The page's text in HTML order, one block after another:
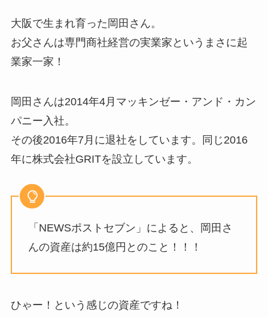
大阪で生まれ育った岡田さん。
お父さんは専門商社経営の実業家というまさに起
業家一家！
岡田さんは2014年4月マッキンゼー・アンド・カン
パニー入社。
その後2016年7月に退社をしています。同じ2016
年に株式会社GRITを設立しています。
「NEWSポストセブン」によると、岡田さ
んの資産は約15億円とのこと！！！
ひゃー！という感じの資産ですね！